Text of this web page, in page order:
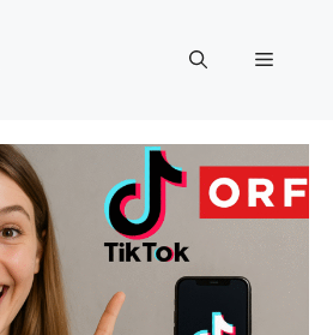
Menü